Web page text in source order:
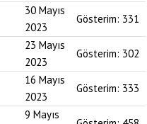
30 Mayıs
2023
Gösterim: 331
23 Mayıs
2023
Gösterim: 302
16 Mayıs
2023
Gösterim: 333
9 Mayıs